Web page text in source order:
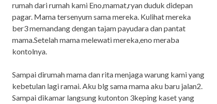
rumah dari rumah kami Eno,mamat,ryan duduk didepan
pagar. Mama tersenyum sama mereka. Kulihat mereka
ber3 memandang dengan tajam payudara dan pantat
mama.Setelah mama melewati mereka,eno meraba
kontolnya.
Sampai dirumah mama dan rita menjaga warung kami yang
kebetulan lagi ramai. Aku blg sama mama aku baru jalan2.
Sampai dikamar langsung kutonton 3keping kaset yang